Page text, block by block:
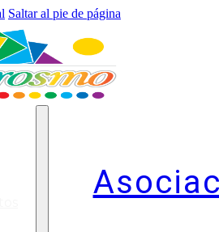
Saltar al pie de página